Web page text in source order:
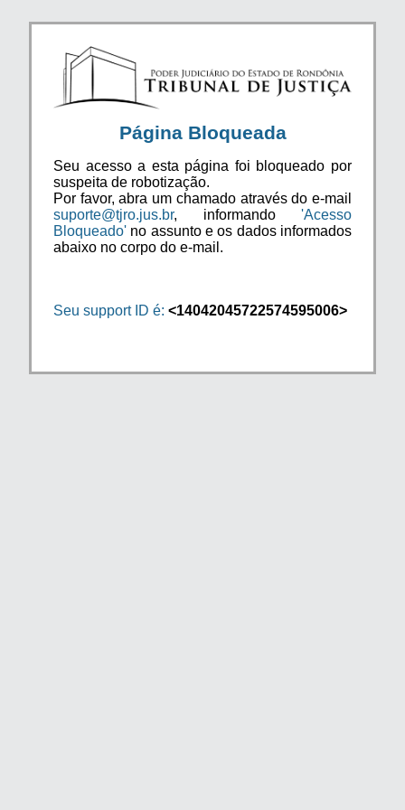
Página Bloqueada
Seu acesso a esta página foi bloqueado por
suspeita de robotização.
Por favor, abra um chamado através do e-mail
suporte@tjro.jus.br, informando 'Acesso
Bloqueado' no assunto e os dados informados
abaixo no corpo do e-mail.
Seu support ID é: <14042045722574595006>